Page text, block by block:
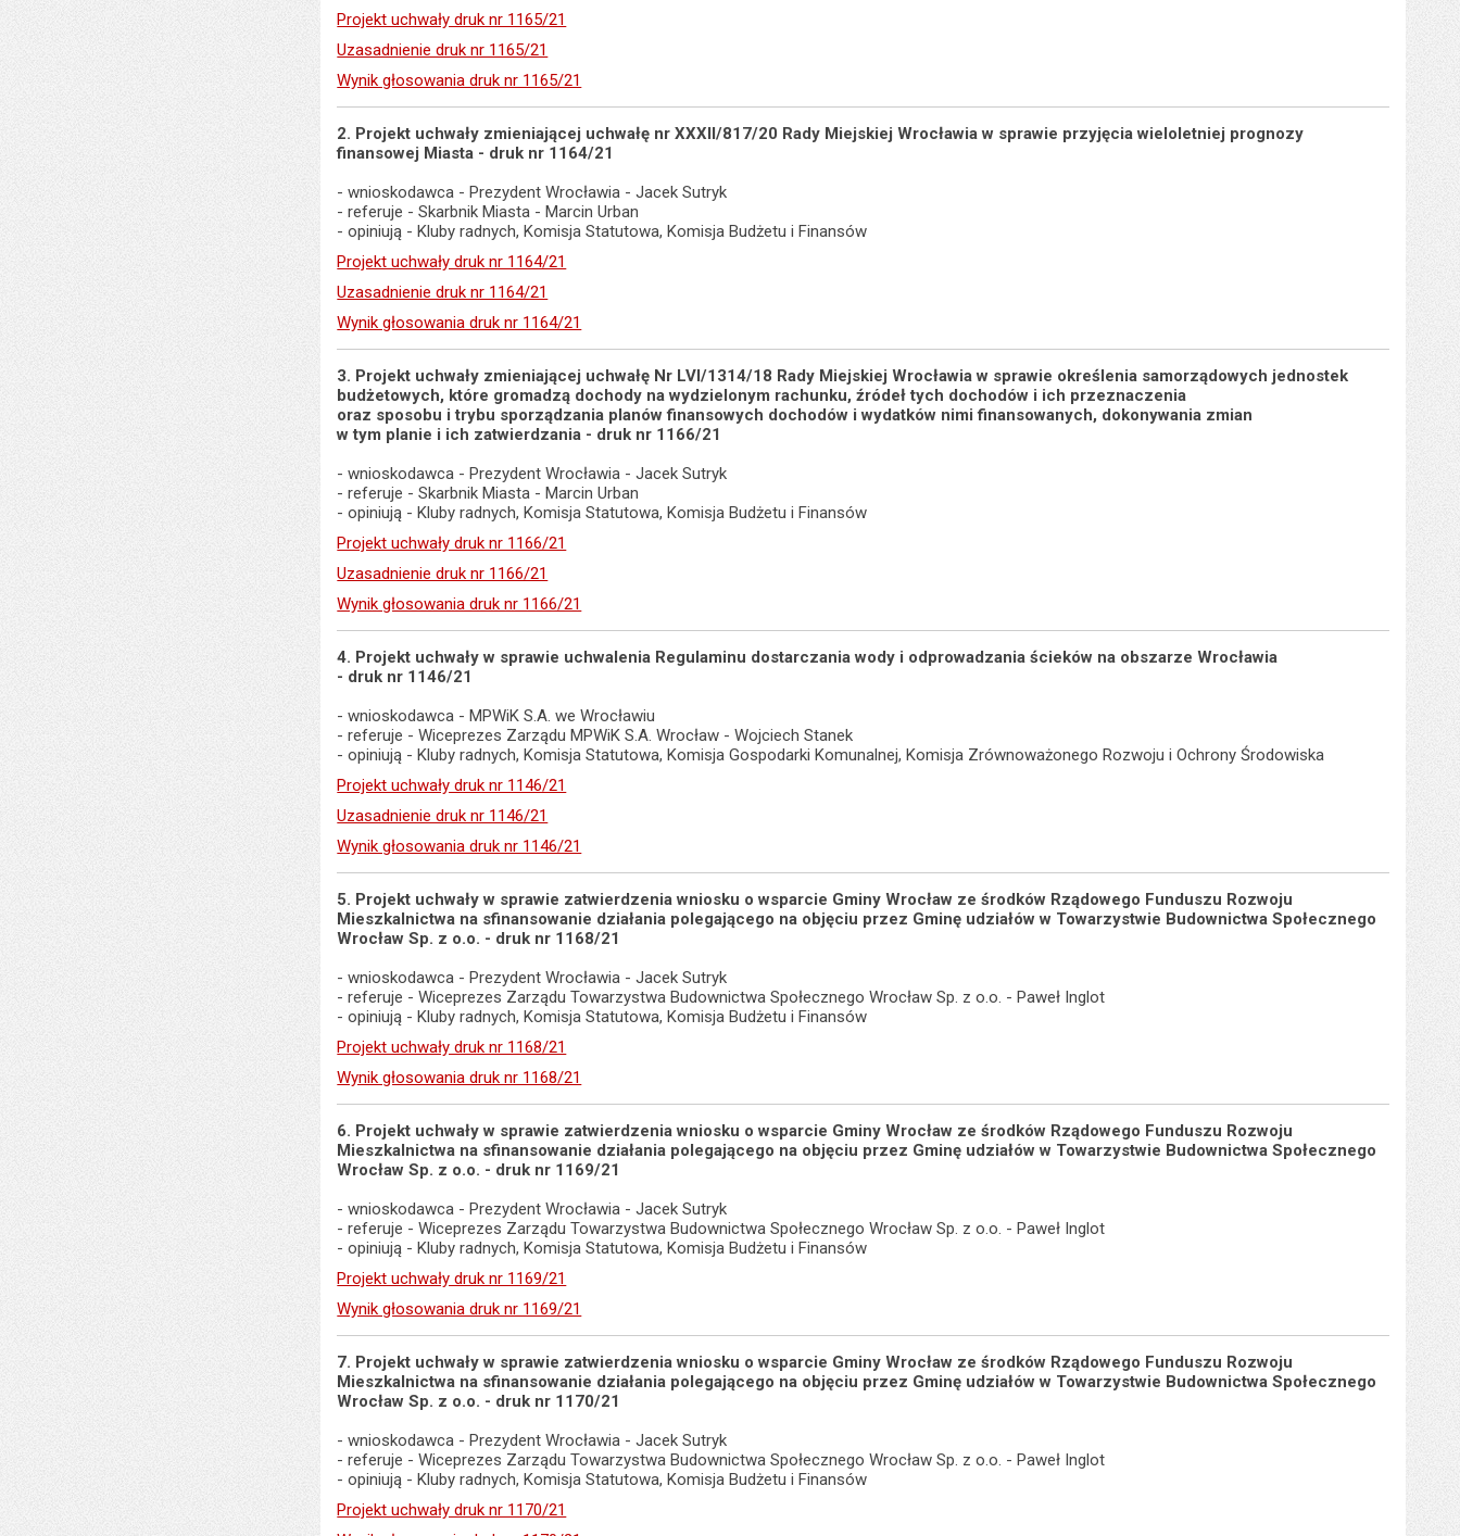
Projekt uchwały druk nr 1165/21
Uzasadnienie druk nr 1165/21
Wynik głosowania druk nr 1165/21
2. Projekt uchwały zmieniającej uchwałę nr XXXII/817/20 Rady Miejskiej Wrocławia w sprawie przyjęcia wieloletniej prognozy
finansowej Miasta - druk nr 1164/21
- wnioskodawca - Prezydent Wrocławia - Jacek Sutryk
- referuje - Skarbnik Miasta - Marcin Urban
- opiniują - Kluby radnych, Komisja Statutowa, Komisja Budżetu i Finansów
Projekt uchwały druk nr 1164/21
Uzasadnienie druk nr 1164/21
Wynik głosowania druk nr 1164/21
3. Projekt uchwały zmieniającej uchwałę Nr LVI/1314/18 Rady Miejskiej Wrocławia w sprawie określenia samorządowych jednostek
budżetowych, które gromadzą dochody na wydzielonym rachunku, źródeł tych dochodów i ich przeznaczenia
oraz sposobu i trybu sporządzania planów finansowych dochodów i wydatków nimi finansowanych, dokonywania zmian
w tym planie i ich zatwierdzania - druk nr 1166/21
- wnioskodawca - Prezydent Wrocławia - Jacek Sutryk
- referuje - Skarbnik Miasta - Marcin Urban
- opiniują - Kluby radnych, Komisja Statutowa, Komisja Budżetu i Finansów
Projekt uchwały druk nr 1166/21
Uzasadnienie druk nr 1166/21
Wynik głosowania druk nr 1166/21
4. Projekt uchwały w sprawie uchwalenia Regulaminu dostarczania wody i odprowadzania ścieków na obszarze Wrocławia
- druk nr 1146/21
- wnioskodawca - MPWiK S.A. we Wrocławiu
- referuje - Wiceprezes Zarządu MPWiK S.A. Wrocław - Wojciech Stanek
- opiniują - Kluby radnych, Komisja Statutowa, Komisja Gospodarki Komunalnej, Komisja Zrównoważonego Rozwoju i Ochrony Środowiska
Projekt uchwały druk nr 1146/21
Uzasadnienie druk nr 1146/21
Wynik głosowania druk nr 1146/21
5. Projekt uchwały w sprawie zatwierdzenia wniosku o wsparcie Gminy Wrocław ze środków Rządowego Funduszu Rozwoju
Mieszkalnictwa na sfinansowanie działania polegającego na objęciu przez Gminę udziałów w Towarzystwie Budownictwa Społecznego
Wrocław Sp. z o.o. - druk nr 1168/21
- wnioskodawca - Prezydent Wrocławia - Jacek Sutryk
- referuje - Wiceprezes Zarządu Towarzystwa Budownictwa Społecznego Wrocław Sp. z o.o. - Paweł Inglot
- opiniują - Kluby radnych, Komisja Statutowa, Komisja Budżetu i Finansów
Projekt uchwały druk nr 1168/21
Wynik głosowania druk nr 1168/21
6. Projekt uchwały w sprawie zatwierdzenia wniosku o wsparcie Gminy Wrocław ze środków Rządowego Funduszu Rozwoju
Mieszkalnictwa na sfinansowanie działania polegającego na objęciu przez Gminę udziałów w Towarzystwie Budownictwa Społecznego
Wrocław Sp. z o.o. - druk nr 1169/21
- wnioskodawca - Prezydent Wrocławia - Jacek Sutryk
- referuje - Wiceprezes Zarządu Towarzystwa Budownictwa Społecznego Wrocław Sp. z o.o. - Paweł Inglot
- opiniują - Kluby radnych, Komisja Statutowa, Komisja Budżetu i Finansów
Projekt uchwały druk nr 1169/21
Wynik głosowania druk nr 1169/21
7. Projekt uchwały w sprawie zatwierdzenia wniosku o wsparcie Gminy Wrocław ze środków Rządowego Funduszu Rozwoju
Mieszkalnictwa na sfinansowanie działania polegającego na objęciu przez Gminę udziałów w Towarzystwie Budownictwa Społecznego
Wrocław Sp. z o.o. - druk nr 1170/21
- wnioskodawca - Prezydent Wrocławia - Jacek Sutryk
- referuje - Wiceprezes Zarządu Towarzystwa Budownictwa Społecznego Wrocław Sp. z o.o. - Paweł Inglot
- opiniują - Kluby radnych, Komisja Statutowa, Komisja Budżetu i Finansów
Projekt uchwały druk nr 1170/21